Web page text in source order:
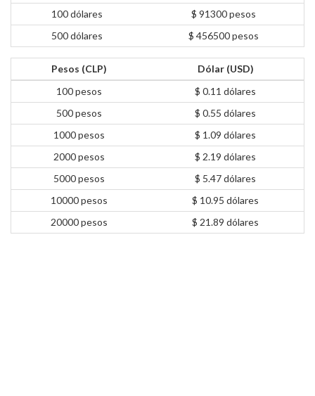
100 dólares
$ 91300 pesos
500 dólares
$ 456500 pesos
Pesos (CLP)
Dólar (USD)
100 pesos
$ 0.11 dólares
500 pesos
$ 0.55 dólares
1000 pesos
$ 1.09 dólares
2000 pesos
$ 2.19 dólares
5000 pesos
$ 5.47 dólares
10000 pesos
$ 10.95 dólares
20000 pesos
$ 21.89 dólares